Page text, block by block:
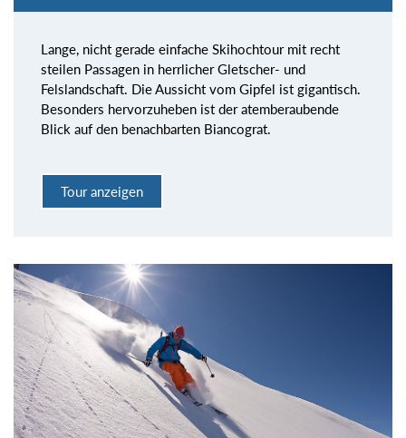
Lange, nicht gerade einfache Skihochtour mit recht
steilen Passagen in herrlicher Gletscher- und
Felslandschaft. Die Aussicht vom Gipfel ist gigantisch.
Besonders hervorzuheben ist der atemberaubende
Blick auf den benachbarten Biancograt.
Tour anzeigen